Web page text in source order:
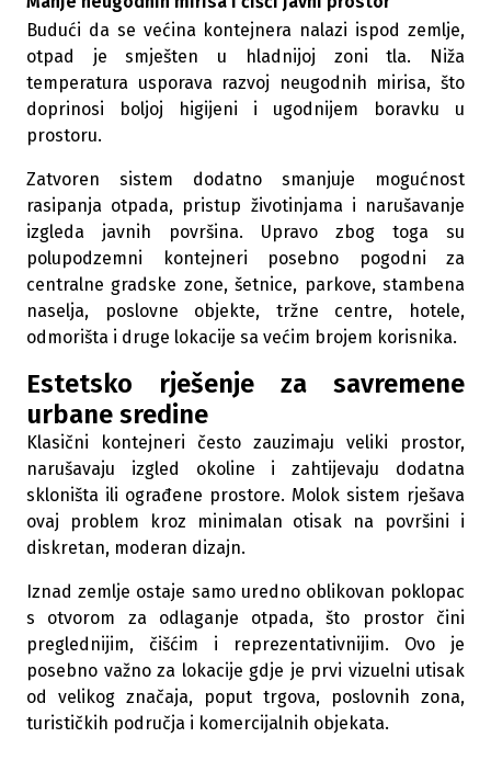
Budući da se većina kontejnera nalazi ispod zemlje,
otpad je smješten u hladnijoj zoni tla. Niža
temperatura usporava razvoj neugodnih mirisa, što
doprinosi boljoj higijeni i ugodnijem boravku u
prostoru.
Zatvoren sistem dodatno smanjuje mogućnost
rasipanja otpada, pristup životinjama i narušavanje
izgleda javnih površina. Upravo zbog toga su
polupodzemni kontejneri posebno pogodni za
centralne gradske zone, šetnice, parkove, stambena
naselja, poslovne objekte, tržne centre, hotele,
odmorišta i druge lokacije sa većim brojem korisnika.
Estetsko rješenje za savremene
urbane sredine
Klasični kontejneri često zauzimaju veliki prostor,
narušavaju izgled okoline i zahtijevaju dodatna
skloništa ili ograđene prostore. Molok sistem rješava
ovaj problem kroz minimalan otisak na površini i
diskretan, moderan dizajn.
Iznad zemlje ostaje samo uredno oblikovan poklopac
s otvorom za odlaganje otpada, što prostor čini
preglednijim, čišćim i reprezentativnijim. Ovo je
posebno važno za lokacije gdje je prvi vizuelni utisak
od velikog značaja, poput trgova, poslovnih zona,
turističkih područja i komercijalnih objekata.